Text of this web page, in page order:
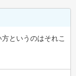
というのはそれこ